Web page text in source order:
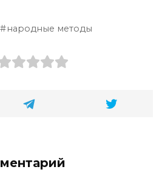
народные методы